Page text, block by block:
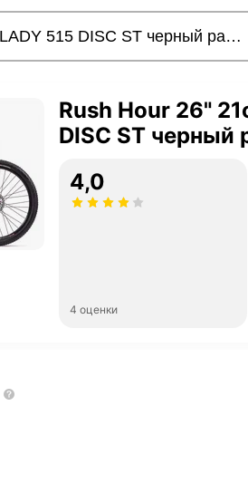
Rush Hour 26"
DISC ST черный
4,0
4 оценки